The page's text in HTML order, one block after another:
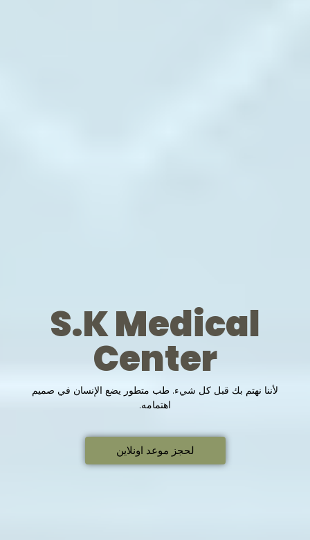
S.K Medical
Center
لأننا نهتم بك قبل كل شيء. طب متطور يضع الإنسان في صميم
اهتمامه.
لحجز موعد اونلاين